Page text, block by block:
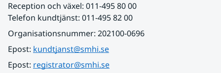
Reception och växel: 011-495 80 00
Telefon kundtjänst: 011-495 82 00
Organisationsnummer: 202100-0696
Epost: kundtjanst@smhi.se
Epost: registrator@smhi.se